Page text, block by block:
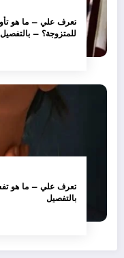
تعرف علي – ما هو
للمتزوجة؟ – بالتفصيل
تعرف علي – ما هو
بالتفصيل